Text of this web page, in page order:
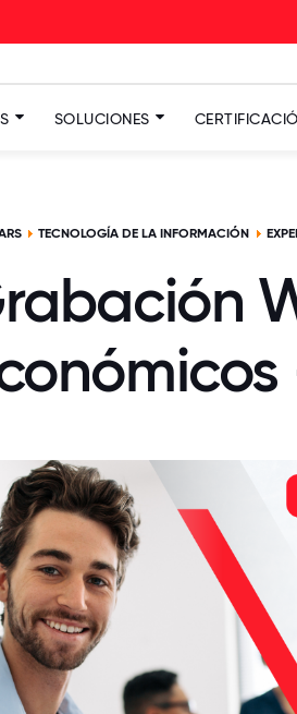
SOLUCIONES
TECNOLOGÍA DE LA INFORMACIÓN